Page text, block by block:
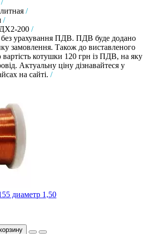
/
/
200 /
без урахування ПДВ. ПДВ буде додано
замовлення. Також до виставленого
вартість котушки 120 грн із ПДВ, на яку
Актуальну ціну дізнавайтеся у
на сайті. /
диаметр 1,50